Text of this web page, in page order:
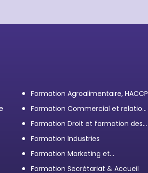
Formation Agroalimentaire, HACCP
Formation Commercial et relation
client
Formation Droit et formation des
Élus
Formation Industries
Formation Marketing et
Communication d'entreprise
Formation Secrétariat & Accueil